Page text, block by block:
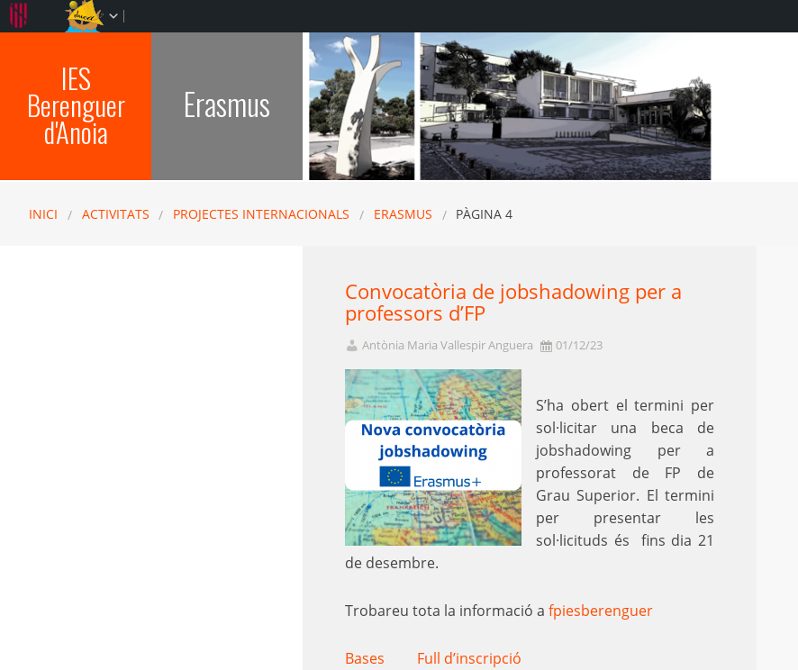
IES
Berenguer
d'Anoia
Erasmus
INICI ACTIVITATS PROJECTES INTERNACIONALS ERASMUS PÀGINA 4
Convocatòria de jobshadowing per a
professors d’FP
Antònia Maria Vallespir Anguera 01/12/23
S’ha obert el termini per
sol·licitar una beca de
jobshadowing per a
professorat de FP de
Grau Superior. El termini
per presentar les
sol·licituds és fins dia 21
de desembre.
Trobareu tota la informació a fpiesberenguer
Bases Full d’inscripció